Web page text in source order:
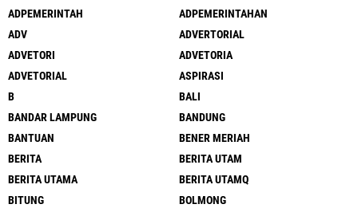
ADPEMERINTAH
ADPEMERINTAHAN
ADV
ADVERTORIAL
ADVETORI
ADVETORIA
ADVETORIAL
ASPIRASI
B
BALI
BANDAR LAMPUNG
BANDUNG
BANTUAN
BENER MERIAH
BERITA
BERITA UTAM
BERITA UTAMA
BERITA UTAMQ
BITUNG
BOLMONG